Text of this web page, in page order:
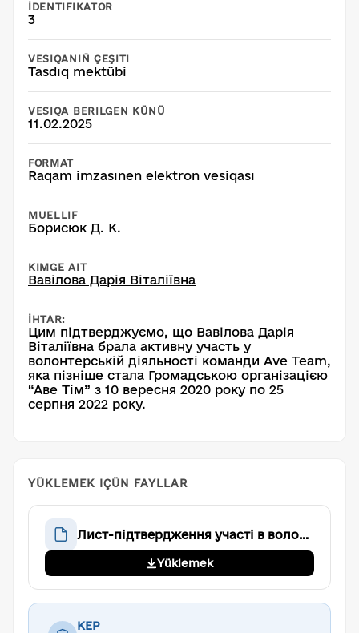
İDENTIFIKATOR
3
VESIQANIÑ ÇEŞITI
Tasdıq mektübi
VESIQA BERILGEN KÜNÜ
11.02.2025
FORMAT
Raqam imzasınen elektron vesiqası
MUELLIF
Борисюк Д. К.
KIMGE AIT
Вавілова Дарія Віталіївна
İHTAR:
Цим підтверджуємо, що Вавілова Дарія
Віталіївна брала активну участь у
волонтерській діяльності команди Ave Team,
яка пізніше стала Громадською організацією
“Аве Тім” з 10 вересня 2020 року по 25
серпня 2022 року.
YÜKLEMEK IÇÜN FAYLLAR
Лист-підтвердження участі в волонтерській діяльності у ГО "Аве Тім" (Вавілова Дарія Віталіївна)
Yüklemek
KEP